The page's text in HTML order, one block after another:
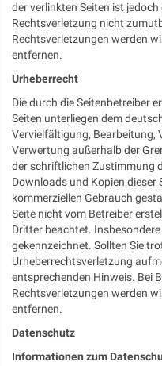
der verlinkten Seiten ist
Rechtsverletzung nicht
Rechtsverletzungen werden
entfernen.
Urheberrecht
Die durch die Seitenbetreiber
Seiten unterliegen dem
Vervielfältigung, Bearbeitung,
Verwertung außerhalb der
der schriftlichen Zustimmung
Downloads und Kopien dieser
kommerziellen Gebrauch
Seite nicht vom Betreiber
Dritter beachtet.
gekennzeichnet. Sollten Sie
Urheberrechtsverletzung
entsprechenden Hinweis. Bei
Rechtsverletzungen werden
entfernen.
Datenschutz
Informationen zum